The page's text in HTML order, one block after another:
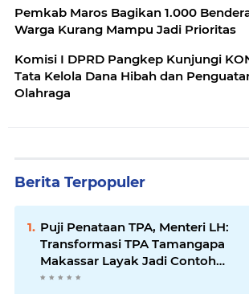
Pemkab Maros Bagikan 1.000
Warga Kurang Mampu Jadi Prioritas
Komisi I DPRD Pangkep Kunjungi
Tata Kelola Dana Hibah dan
Olahraga
Berita Terpopuler
Puji Penataan TPA, Menteri LH:
Transformasi TPA Tamangapa
Makassar Layak Jadi Contoh
Nasional